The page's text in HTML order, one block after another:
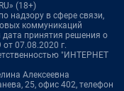
(18+)
надзору в сфере связи,
коммуникаций
принятия решения о
07.08.2020 г.
"ИНТЕРНЕТ
Алексеевна
25, офис 402, телефон